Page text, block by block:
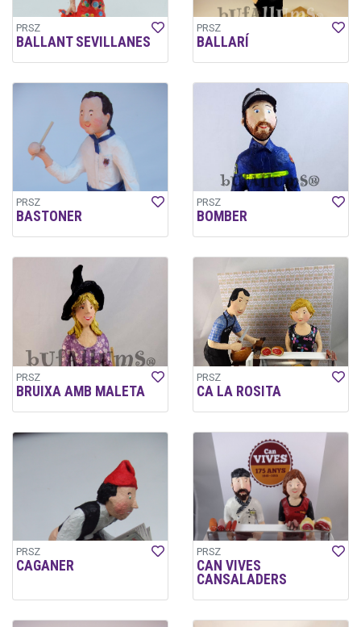
PRSZ
BALLANT SEVILLANES
PRSZ
BALLARÍ
PRSZ
BASTONER
PRSZ
BOMBER
PRSZ
BRUIXA AMB MALETA
PRSZ
CA LA ROSITA
PRSZ
CAGANER
PRSZ
CAN VIVES
CANSALADERS